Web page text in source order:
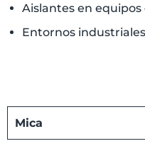
Mica
Aislantes en
Entornos